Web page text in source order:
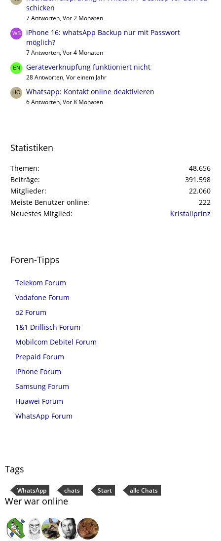
schicken
7 Antworten, Vor 2 Monaten
iPhone 16: whatsApp Backup nur mit Passwort
möglich?
7 Antworten, Vor 4 Monaten
Geräteverknüpfung funktioniert nicht
28 Antworten, Vor einem Jahr
Whatsapp: Kontakt online deaktivieren
6 Antworten, Vor 8 Monaten
Statistiken
Themen
48.656
Beiträge
391.598
Mitglieder
22.060
Meiste Benutzer online
222
Neuestes Mitglied
Kristallprinz
Foren-Tipps
Telekom Forum
Vodafone Forum
o2 Forum
1&1 Drillisch Forum
Mobilcom Debitel Forum
Prepaid Forum
iPhone Forum
Samsung Forum
Huawei Forum
WhatsApp Forum
Tags
WhatsApp chats Start alle Chats
Wer war online